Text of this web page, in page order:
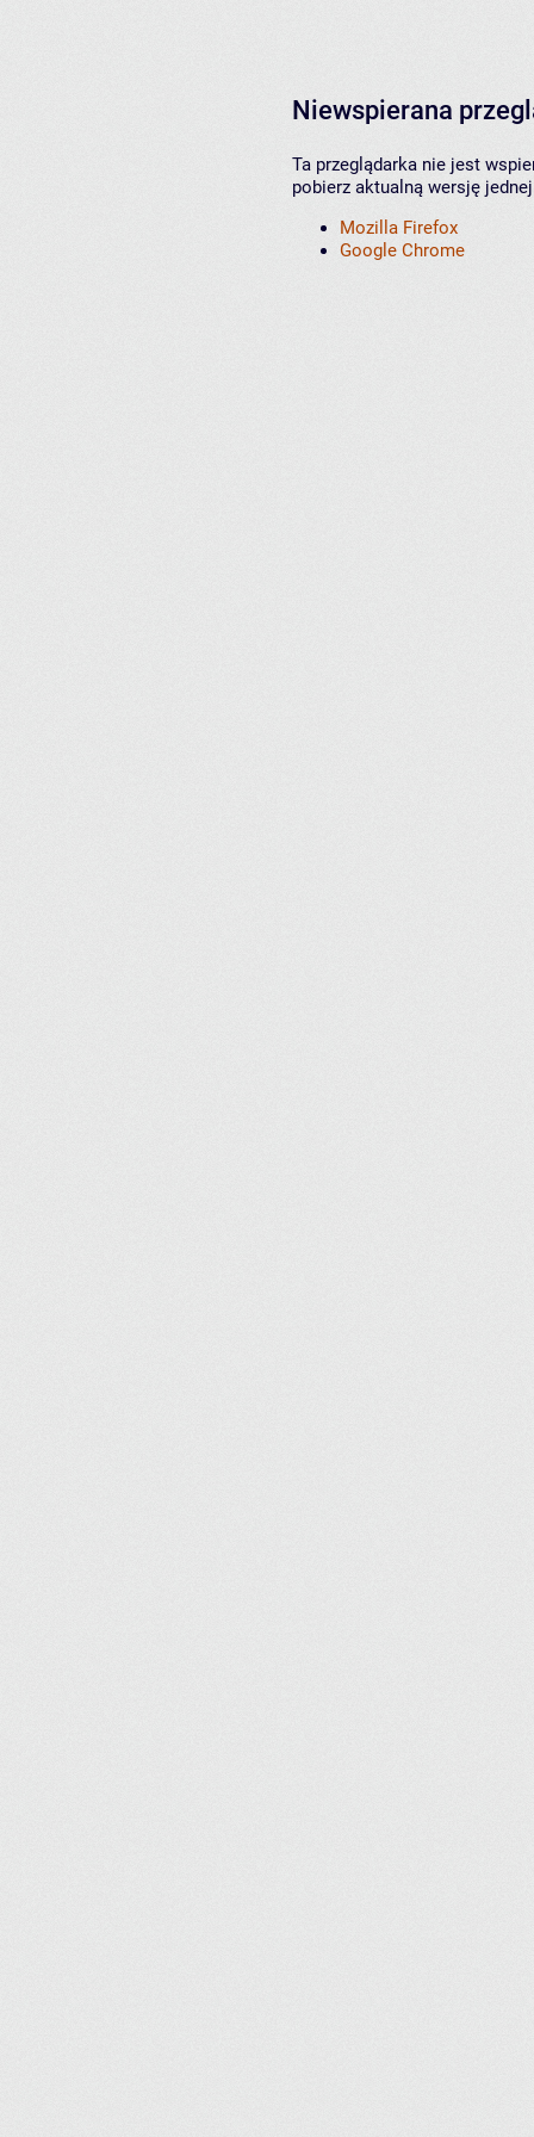
Niewspierana
Ta przeglądarka nie jest
pobierz aktualną wersję
Mozilla Firefox
Google Chrome